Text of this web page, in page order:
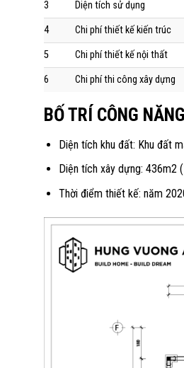
3 Diện tích sử dụng
4 Chi phí thiết kế kiến trúc
5 Chi phí thiết kế nội thất
6 Chi phí thi công xây dựng
BỐ TRÍ CÔNG
Diện tích khu đất: Khu đất
Diện tích xây dựng: 436m2
Thời điểm thiết kế: năm